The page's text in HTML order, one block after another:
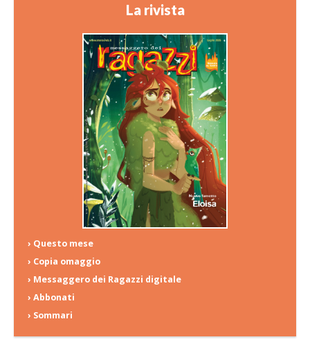
La rivista
› Questo mese
› Copia omaggio
› Messaggero dei Ragazzi digitale
› Abbonati
› Sommari